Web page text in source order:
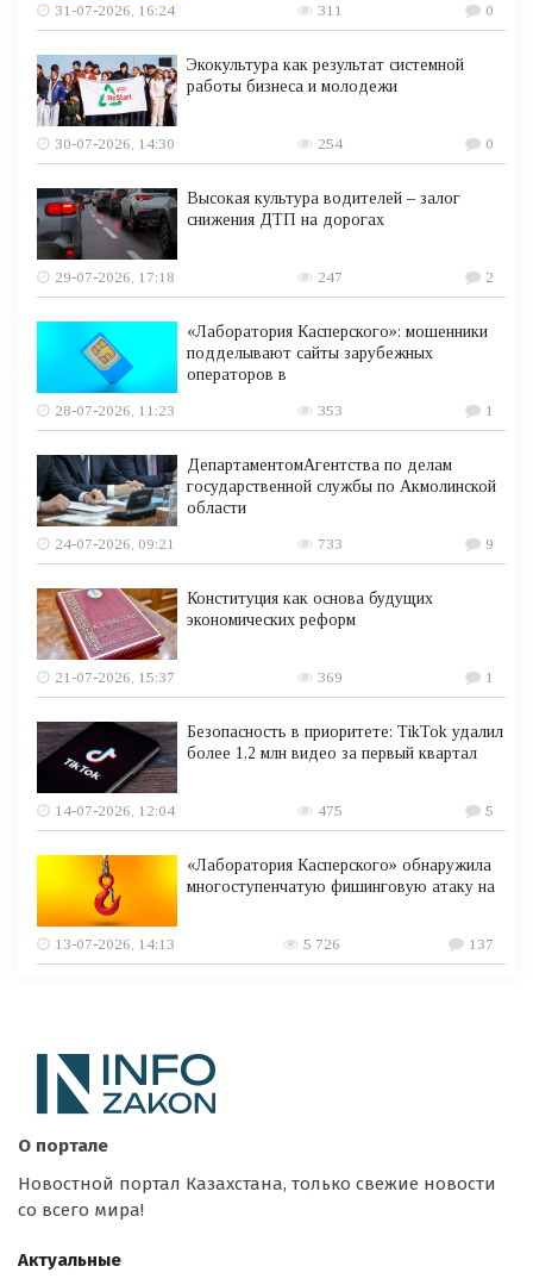
31-07-2026, 16:24 311 0
Экокультура как результат системной
работы бизнеса и молодежи
30-07-2026, 14:30 254 0
Высокая культура водителей – залог
снижения ДТП на дорогах
29-07-2026, 17:18 247 2
«Лаборатория Касперского»: мошенники
подделывают сайты зарубежных
операторов в
28-07-2026, 11:23
353 1
ДепартаментомАгентства по делам
государственной службы по Акмолинской
области
24-07-2026, 09:21
733 9
Конституция как основа будущих
экономических реформ
21-07-2026, 15:37 369 1
Безопасность в приоритете: TikTok удалил
более 1,2 млн видео за первый квартал
14-07-2026, 12:04 475 5
«Лаборатория Касперского» обнаружила
многоступенчатую фишинговую атаку на
13-07-2026, 14:13 5 726 137
О портале
Новостной портал Казахстана, только свежие новости
со всего мира!
Актуальные